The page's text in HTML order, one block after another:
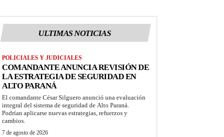
ULTIMAS NOTICIAS
POLICIALES Y JUDICIALES
COMANDANTE ANUNCIA REVISIÓN DE
LA ESTRATEGIA DE SEGURIDAD EN
ALTO PARANÁ
El comandante César Silguero anunció una evaluación
integral del sistema de seguridad de Alto Paraná.
Podrían aplicarse nuevas estrategias, refuerzos y
cambios.
7 de agosto de 2026